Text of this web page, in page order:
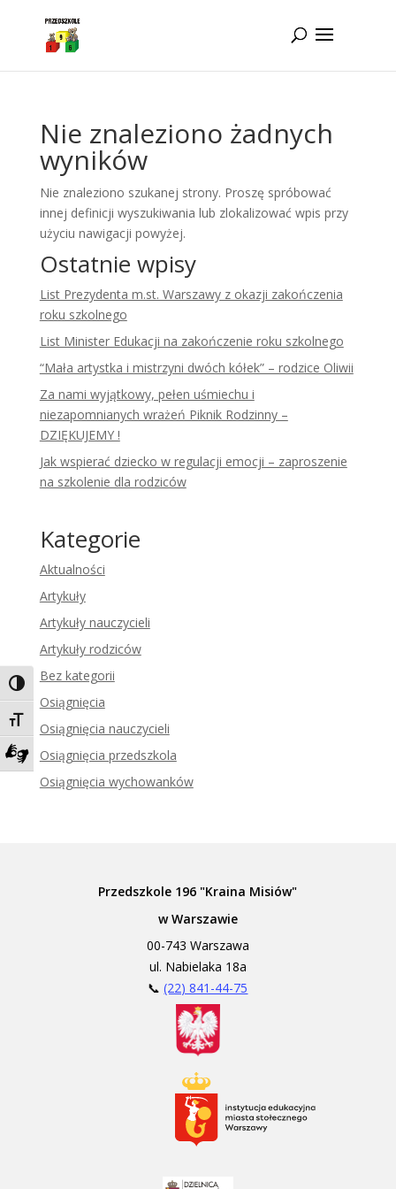
Toggle High Contrast
Toggle Font size
Zadzwoń do tłumacza języka migowego
Nie znaleziono żadnych
wyników
Nie znaleziono szukanej strony. Proszę spróbować
innej definicji wyszukiwania lub zlokalizować wpis przy
użyciu nawigacji powyżej.
Ostatnie wpisy
List Prezydenta m.st. Warszawy z okazji zakończenia
roku szkolnego
List Minister Edukacji na zakończenie roku szkolnego
“Mała artystka i mistrzyni dwóch kółek” – rodzice Oliwii
Za nami wyjątkowy, pełen uśmiechu i
niezapomnianych wrażeń Piknik Rodzinny –
DZIĘKUJEMY !
Jak wspierać dziecko w regulacji emocji – zaproszenie
na szkolenie dla rodziców
Kategorie
Aktualności
Artykuły
Artykuły nauczycieli
Artykuły rodziców
Bez kategorii
Osiągnięcia
Osiągnięcia nauczycieli
Osiągnięcia przedszkola
Osiągnięcia wychowanków
Przedszkole 196 "Kraina Misiów"
w Warszawie
00-743 Warszawa
ul. Nabielaka 18a
📞(22) 841-44-75